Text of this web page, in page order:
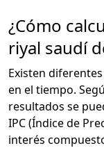
¿Cómo
riyal saudí
Existen
en el tiempo.
resultados se
IPC (Índice de
interés